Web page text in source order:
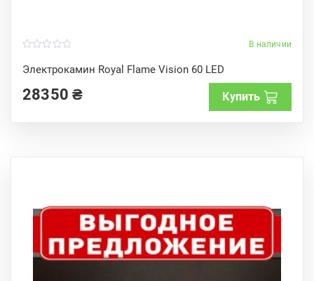
В наличии
Электрокамин Royal Flame Vision 60 LED
o
u
o
f
28350₴ Купить